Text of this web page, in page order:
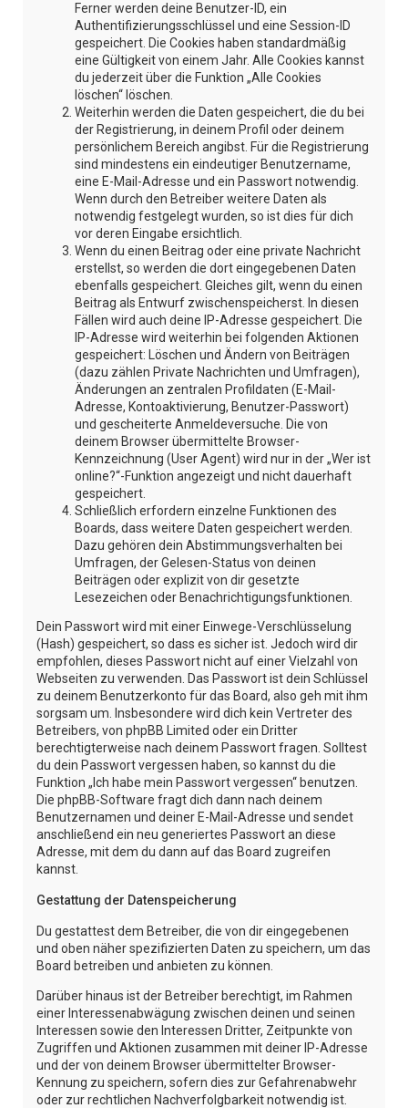
Ferner werden deine Benutzer-ID, ein
Authentifizierungsschlüssel und eine Session-ID
gespeichert. Die Cookies haben standardmäßig
eine Gültigkeit von einem Jahr. Alle Cookies kannst
du jederzeit über die Funktion „Alle Cookies
löschen“ löschen.
Weiterhin werden die Daten gespeichert, die du bei
der Registrierung, in deinem Profil oder deinem
persönlichem Bereich angibst. Für die Registrierung
sind mindestens ein eindeutiger Benutzername,
eine E-Mail-Adresse und ein Passwort notwendig.
Wenn durch den Betreiber weitere Daten als
notwendig festgelegt wurden, so ist dies für dich
vor deren Eingabe ersichtlich.
Wenn du einen Beitrag oder eine private Nachricht
erstellst, so werden die dort eingegebenen Daten
ebenfalls gespeichert. Gleiches gilt, wenn du einen
Beitrag als Entwurf zwischenspeicherst. In diesen
Fällen wird auch deine IP-Adresse gespeichert. Die
IP-Adresse wird weiterhin bei folgenden Aktionen
gespeichert: Löschen und Ändern von Beiträgen
(dazu zählen Private Nachrichten und Umfragen),
Änderungen an zentralen Profildaten (E-Mail-
Adresse, Kontoaktivierung, Benutzer-Passwort)
und gescheiterte Anmeldeversuche. Die von
deinem Browser übermittelte Browser-
Kennzeichnung (User Agent) wird nur in der „Wer ist
online?“-Funktion angezeigt und nicht dauerhaft
gespeichert.
Schließlich erfordern einzelne Funktionen des
Boards, dass weitere Daten gespeichert werden.
Dazu gehören dein Abstimmungsverhalten bei
Umfragen, der Gelesen-Status von deinen
Beiträgen oder explizit von dir gesetzte
Lesezeichen oder Benachrichtigungsfunktionen.
Dein Passwort wird mit einer Einwege-Verschlüsselung
(Hash) gespeichert, so dass es sicher ist. Jedoch wird dir
empfohlen, dieses Passwort nicht auf einer Vielzahl von
Webseiten zu verwenden. Das Passwort ist dein Schlüssel
zu deinem Benutzerkonto für das Board, also geh mit ihm
sorgsam um. Insbesondere wird dich kein Vertreter des
Betreibers, von phpBB Limited oder ein Dritter
berechtigterweise nach deinem Passwort fragen. Solltest
du dein Passwort vergessen haben, so kannst du die
Funktion „Ich habe mein Passwort vergessen“ benutzen.
Die phpBB-Software fragt dich dann nach deinem
Benutzernamen und deiner E-Mail-Adresse und sendet
anschließend ein neu generiertes Passwort an diese
Adresse, mit dem du dann auf das Board zugreifen
kannst.
Gestattung der Datenspeicherung
Du gestattest dem Betreiber, die von dir eingegebenen
und oben näher spezifizierten Daten zu speichern, um das
Board betreiben und anbieten zu können.
Darüber hinaus ist der Betreiber berechtigt, im Rahmen
einer Interessenabwägung zwischen deinen und seinen
Interessen sowie den Interessen Dritter, Zeitpunkte von
Zugriffen und Aktionen zusammen mit deiner IP-Adresse
und der von deinem Browser übermittelter Browser-
Kennung zu speichern, sofern dies zur Gefahrenabwehr
oder zur rechtlichen Nachverfolgbarkeit notwendig ist.